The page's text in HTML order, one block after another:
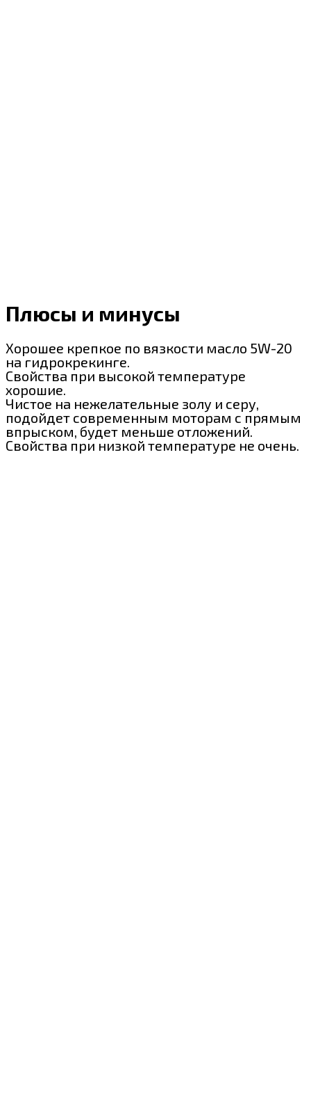
Плюсы и минусы
Хорошее крепкое по вязкости масло 5W-20
на гидрокрекинге.
Свойства при высокой температуре
хорошие.
Чистое на нежелательные золу и серу,
подойдет современным моторам с прямым
впрыском, будет меньше отложений.
Свойства при низкой температуре не очень.